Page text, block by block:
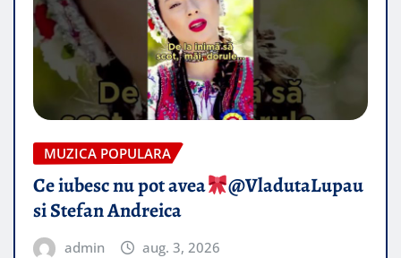
MUZICA POPULARA
Ce iubesc nu pot avea
​@VladutaLupau
si Stefan Andreica
admin aug. 3, 2026